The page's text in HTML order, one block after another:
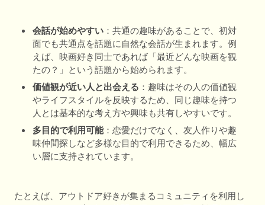
会話が始めやすい ：共通の趣味があることで、初対
面でも共通点を話題に自然な会話が生まれます。例
えば、映画好き同士であれば「最近どんな映画を観
たの？」という話題から始められます。
価値観が近い人と出会える ：趣味はその人の価値観
やライフスタイルを反映するため、同じ趣味を持つ
人とは基本的な考え方や興味も共有しやすいです。
多目的で利用可能：恋愛だけでなく、友人作りや趣
味仲間探しなど多様な目的で利用できるため、幅広
い層に支持されています。
たとえば、アウトドア好きが集まるコミュニティを利用し